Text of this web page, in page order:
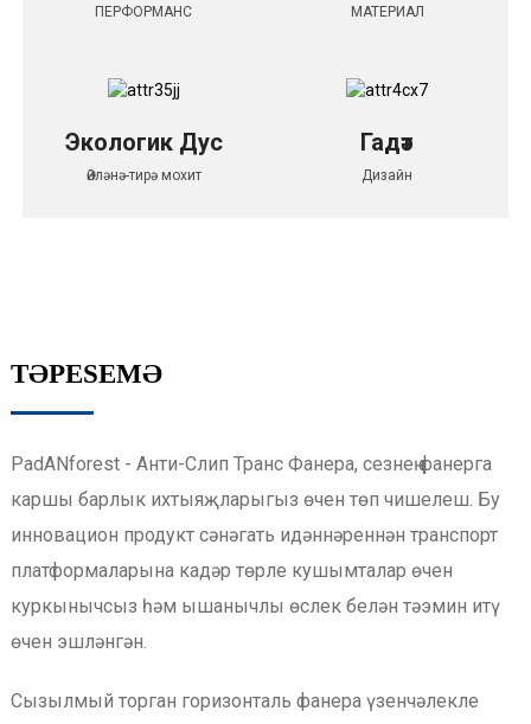
ПЕРФОРМАНС МАТЕРИАЛ
Экологик Дус
Әйләнә-тирә мохит
Гадәт
Дизайн
ТӘРESЕМӘ
PadANforest - Анти-Слип Транс Фанера, сезнең фанерга
каршы барлык ихтыяҗларыгыз өчен төп чишелеш. Бу
инновацион продукт сәнәгать идәннәреннән транспорт
платформаларына кадәр төрле кушымталар өчен
куркынычсыз һәм ышанычлы өслек белән тәэмин итү
өчен эшләнгән.
Сызылмый торган горизонталь фанера үзенчәлекле